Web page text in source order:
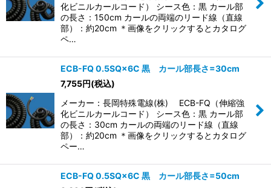
化ビニルカールコード） シース色：黒 カール部
の長さ：150cm カールの両端のリード線（直線
部）：約20cm ＊画像をクリックするとカタログ
ペ…
ECB-FQ 0.5SQ×6C 黒 カール部長さ=30cm
7,755円(税込)
メーカー：長岡特殊電線(株) ECB-FQ（伸縮強
化ビニルカールコード） シース色：黒 カール部
の長さ：30cm カールの両端のリード線（直線
部）：約20cm ＊画像をクリックするとカタログ
ペー…
ECB-FQ 0.5SQ×6C 黒 カール部長さ=50cm